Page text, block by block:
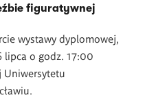
figuratywnej
wystawy dyplomowej,
lipca o godz. 17:00
Uniwersytetu